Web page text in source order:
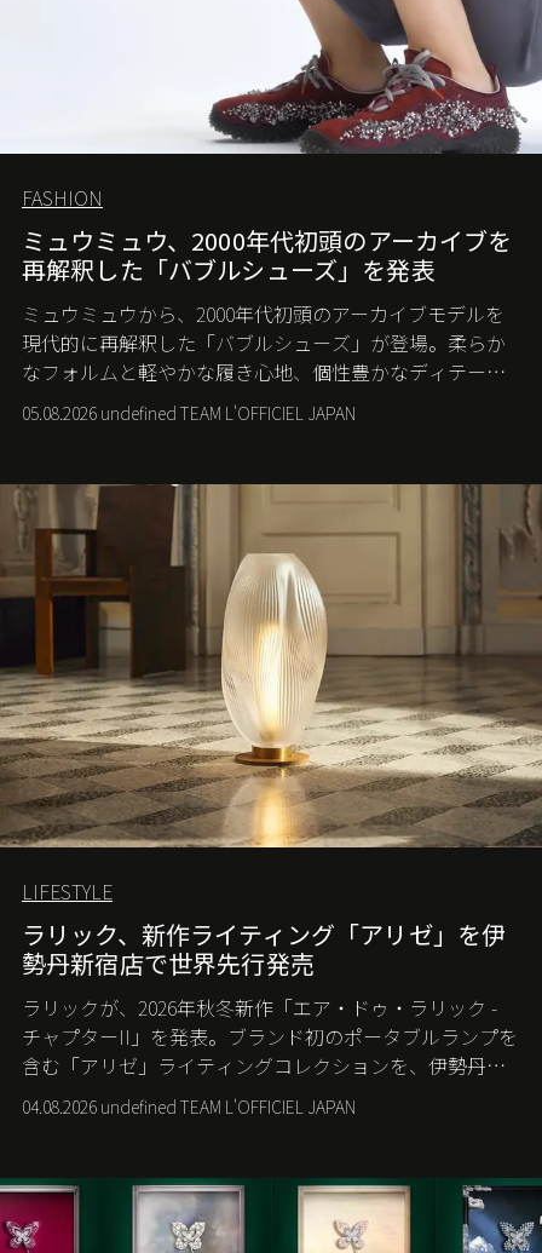
FASHION
ミュウミュウ、2000年代初頭のアーカイブを
再解釈した「バブルシューズ」を発表
ミュウミュウから、2000年代初頭のアーカイブモデルを
現代的に再解釈した「バブルシューズ」が登場。柔らか
なフォルムと軽やかな履き心地、個性豊かなディテール
が、スポーツウェアの美学に新たな表情を添える。
05.08.2026 undefined TEAM L'OFFICIEL JAPAN
LIFESTYLE
ラリック、新作ライティング「アリゼ」を伊
勢丹新宿店で世界先行発売
ラリックが、2026年秋冬新作「エア・ドゥ・ラリック -
チャプターII」を発表。ブランド初のポータブルランプを
含む「アリゼ」ライティングコレクションを、伊勢丹新
宿店の期間限定ポップアップで世界に先駆けて発売す
る。
04.08.2026 undefined TEAM L'OFFICIEL JAPAN